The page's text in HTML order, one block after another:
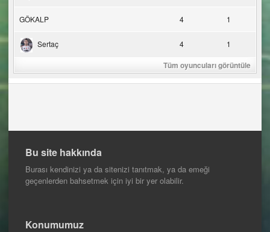
GÖKALP 4 1
Sertaç 4 1
Tüm oyuncuları görüntüle
Bu site hakkında
Burası kendinizi ya da sitenizi tanıtmak, ya da emeği
geçenlerden bahsetmek için iyi bir yer olabilir.
Konumumuz